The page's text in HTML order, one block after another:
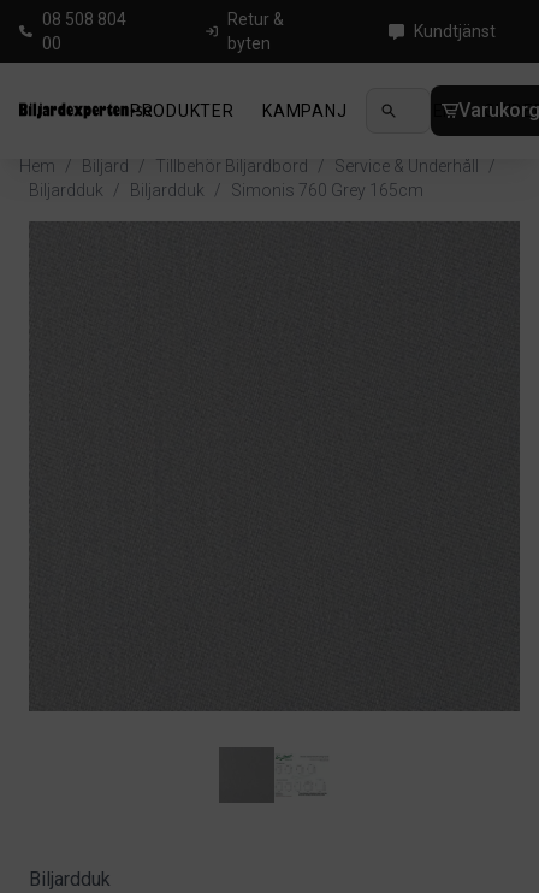
08 508 804
00
Retur &
byten
Kundtjänst
PRODUKTER KAMPANJ NYHETER
Hem / Biljard / Tillbehör Biljardbord / Service & Underhåll
/
Biljardduk
/ Biljardduk / Simonis 760 Grey 165cm
Biljardduk